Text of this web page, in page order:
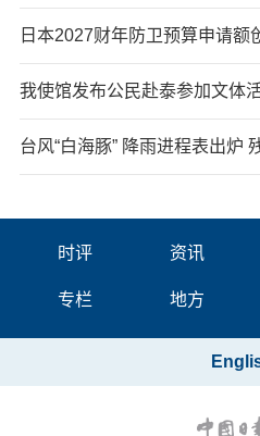
日本2027财年防卫预算申请额
我使馆发布公民赴泰参加文体
台风“白海豚” 降雨进程表出炉
时评 资讯
专栏 地方